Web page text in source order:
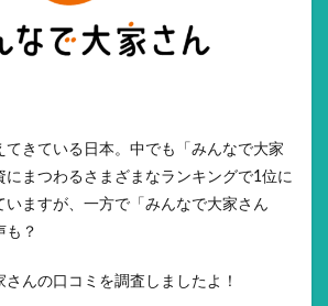
てきている日本。中でも「みんなで大家
にまつわるさまざまなランキングで1位に
いますが、一方で「みんなで大家さん
も？
んの口コミを調査しましたよ！